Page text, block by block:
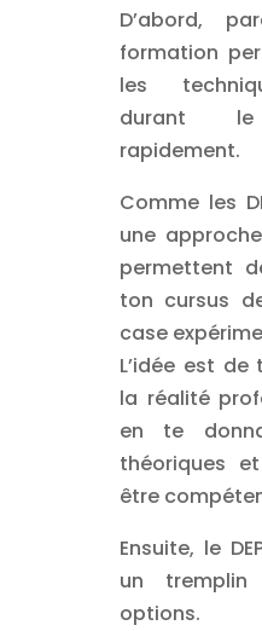
D’abord,
formation
les
durant le
rapidement.
Comme les
une
permettent
ton cursus
case
L’idée est
la réalité
en te
théoriques
être
Ensuite, le
un tremplin
options.